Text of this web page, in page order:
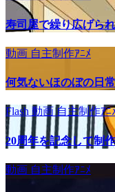
寿司屋で繰り広げら
動画 自主制作ｱﾆﾒ
何気ないほのぼの日
Flash 動画自主制作ｱﾆ
20周年を記念して制
動画 自主制作ｱﾆﾒ